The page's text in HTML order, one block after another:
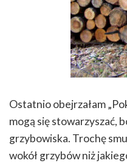
Ostatnio obejrzałam
mogą się stowarzyszać,
grzybowiska. Trochę
wokół grzybów niż